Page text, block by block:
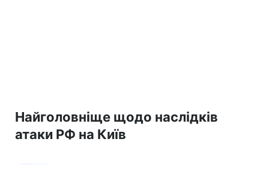
Найголовніще щодо наслідків
атаки РФ на Київ